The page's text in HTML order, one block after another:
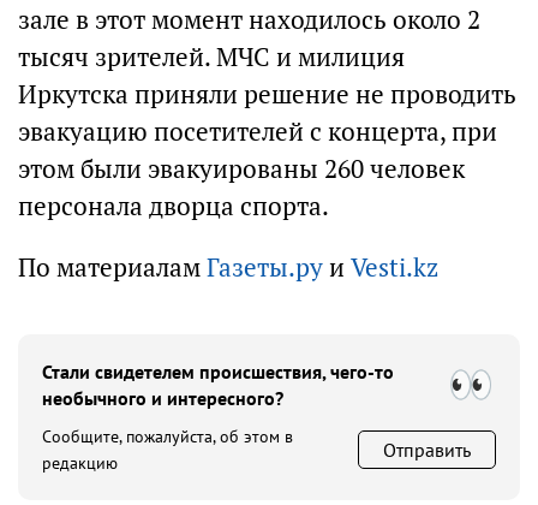
зале в этот момент находилось около 2
тысяч зрителей. МЧС и милиция
Иркутска приняли решение не проводить
эвакуацию посетителей с концерта, при
этом были эвакуированы 260 человек
персонала дворца спорта.
По материаламГазеты.руи Vesti.kz
Стали свидетелем происшествия, чего-то
необычного и интересного?
Сообщите, пожалуйста, об этом в
редакцию
Отправить